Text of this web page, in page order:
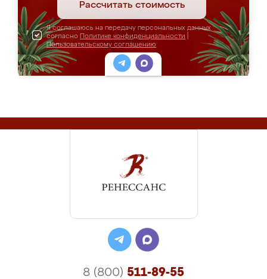
Рассчитать стоимость
Я соглашаюсь на передачу персональных данных
согласно Политике конфиденциальности
Пользовательскому соглашению
8 (800) 511-89-55